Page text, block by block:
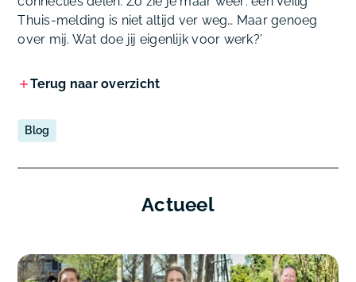
Thuis-melding is niet altijd ver weg… Maar genoeg
over mij. Wat doe jij eigenlijk voor werk?’
Terug naar overzicht
Blog
Actueel